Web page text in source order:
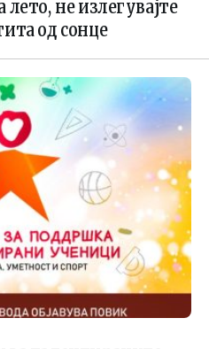
не излегувајте
од сонце